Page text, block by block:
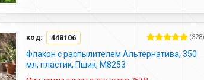
код: 448106 (328)
Флакон с распылителем Альтернатива, 350
мл, пластик, Пшик, М8253